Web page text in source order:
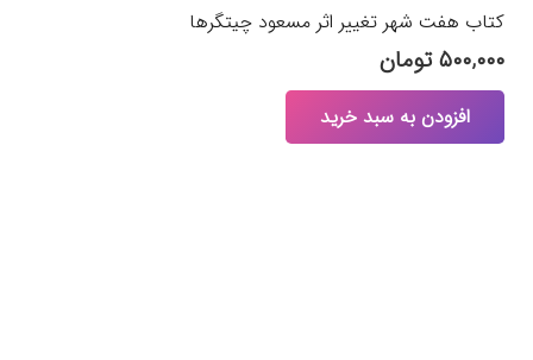
کتاب هفت شهر تغییر اثر مسعود چیتگرها
۵۰۰,۰۰۰ تومان
افزودن به سبد خرید